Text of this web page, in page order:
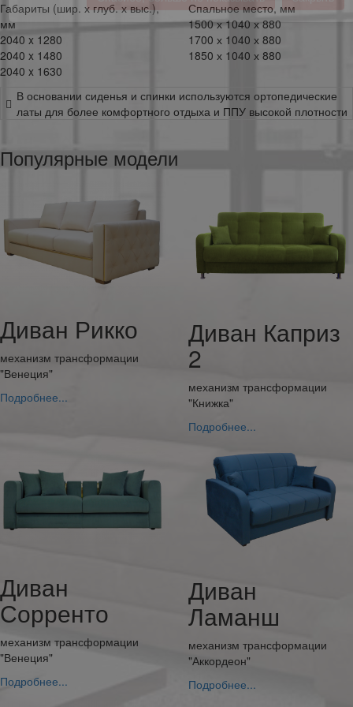
Габариты (шир. х глуб. х выс.),
мм
Спальное место, мм
1500 х 1040 х 880
2040 x 1280
1700 х 1040 х 880
2040 x 1480
1850 х 1040 х 880
2040 x 1630
В основании сиденья и спинки используются ортопедические
латы для более комфортного отдыха и ППУ высокой плотности
Популярные модели
Диван Рикко
механизм трансформации
"Венеция"
Подробнее...
Диван Каприз
2
механизм трансформации
"Книжка"
Подробнее...
Диван
Сорренто
механизм трансформации
"Венеция"
Подробнее...
Диван
Ламанш
механизм трансформации
"Аккордеон"
Подробнее...
За расчётом стоимости работ обращаться на e-mail
intererholl@intererholl.ru
Спасибо, больше не показывать Закрыть